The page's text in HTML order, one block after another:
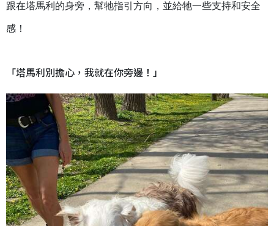
跟在塔馬利的身旁，幫牠指引方向，並給牠一些支持和安全
感！
「塔馬利別擔心，我就在你旁邊！」